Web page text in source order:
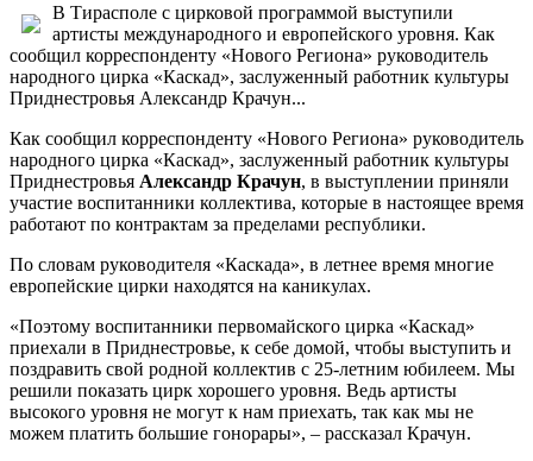
В Тирасполе с цирковой программой выступили
артисты международного и европейского уровня. Как
сообщил корреспонденту «Нового Региона» руководитель
народного цирка «Каскад», заслуженный работник культуры
Приднестровья Александр Крачун...
Как сообщил корреспонденту «Нового Региона» руководитель
народного цирка «Каскад», заслуженный работник культуры
Приднестровья Александр Крачун, в выступлении приняли
участие воспитанники коллектива, которые в настоящее время
работают по контрактам за пределами республики.
По словам руководителя «Каскада», в летнее время многие
европейские цирки находятся на каникулах.
«Поэтому воспитанники первомайского цирка «Каскад»
приехали в Приднестровье, к себе домой, чтобы выступить и
поздравить свой родной коллектив с 25-летним юбилеем. Мы
решили показать цирк хорошего уровня. Ведь артисты
высокого уровня не могут к нам приехать, так как мы не
можем платить большие гонорары», – рассказал Крачун.